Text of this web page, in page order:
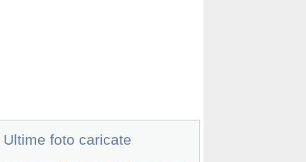
Ultime foto caricate